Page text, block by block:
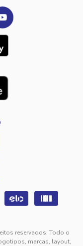
reservados. Todo o
marcas, layout,